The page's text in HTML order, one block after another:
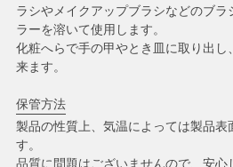
ラシやメイクアップブラシなどのブラ
ラーを溶いて使用します。
化粧へらで手の甲やとき皿に取り出し
来ます。
保管方法
製品の性質上、気温によっては製品表
す。
品質に問題はございませんので、安心